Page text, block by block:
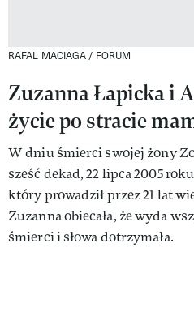
RAFAL MACIAGA / FORUM
Zuzanna Łapicka i
życie po stracie
W dniu śmierci swojej żony
sześć dekad, 22 lipca 2005
który prowadził przez 21 lat
Zuzanna obiecała, że wyda
śmierci i słowa dotrzymała.